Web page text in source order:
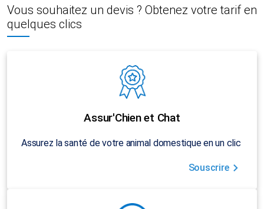
Vous souhaitez un devis ? Obtenez votre tarif en
quelques clics
Assur'Chien et Chat
Assurez la santé de votre animal domestique en un clic
Souscrire